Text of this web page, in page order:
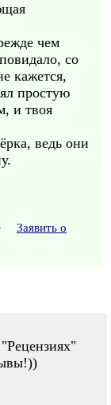
чем
со
кажется,
простую
и твоя
ведь они
Заявить о